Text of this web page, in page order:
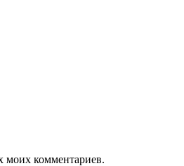
моих комментариев.